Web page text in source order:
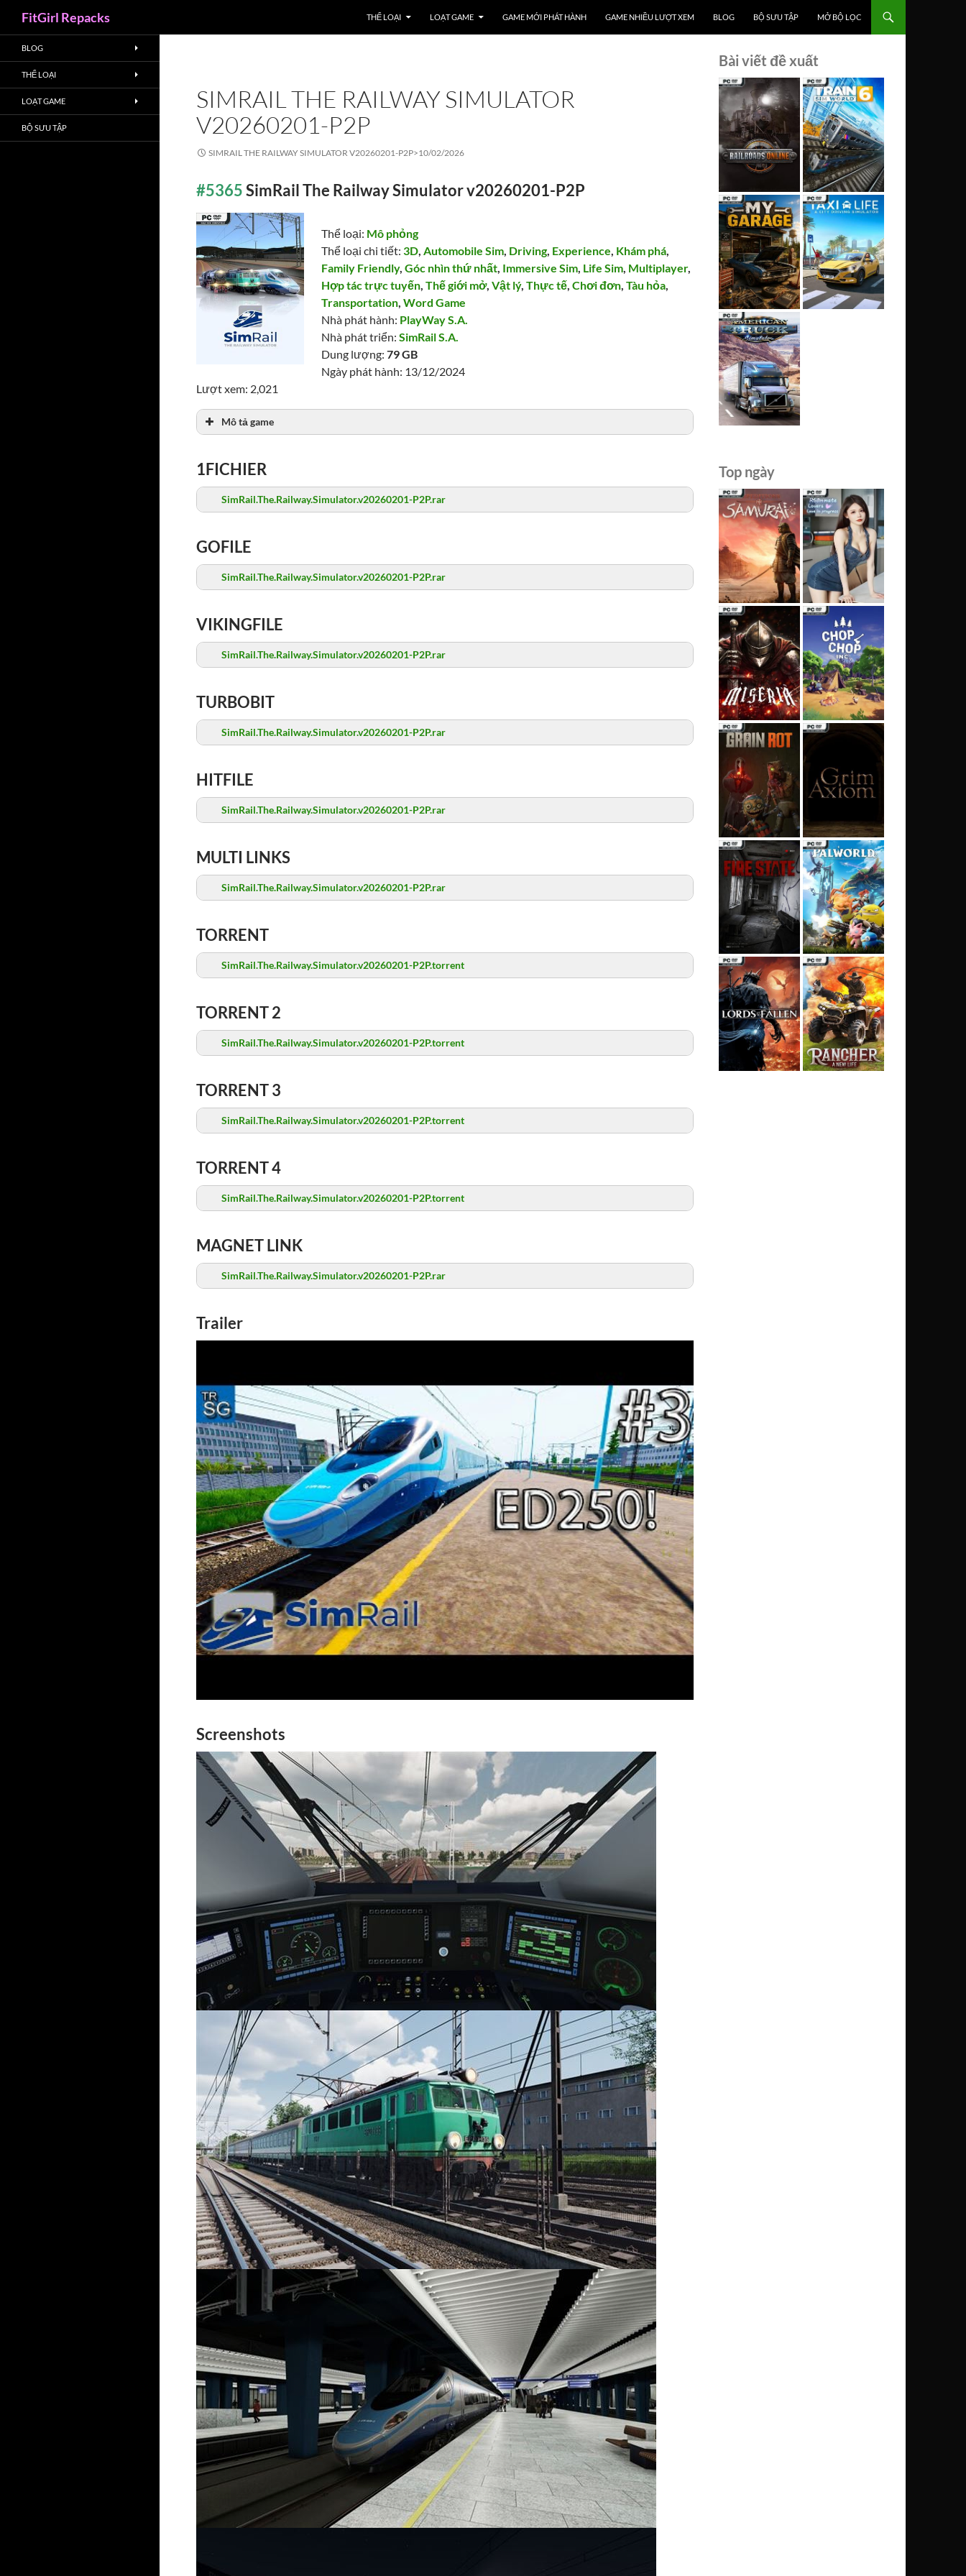
FitGirl Repacks THỂ LOẠI LOẠT GAME GAME MỚI PHÁT HÀNH GAME NHIỀU LƯỢT XEM BLOG BỘ SƯU TẬP MỞ BỘ LỌC
SIMRAIL THE RAILWAY SIMULATOR
V20260201-P2P
SIMRAIL THE RAILWAY SIMULATOR V20260201-P2P>10/02/2026
#5365SimRail The Railway Simulator v20260201-P2P
Thể loại: Mô phỏng
Thể loại chi tiết: 3D,Automobile Sim, Driving, Experience, Khám phá,
Family Friendly,Góc nhìn thứ nhất, Immersive Sim, Life Sim, Multiplayer,
Hợp tác trực tuyến,Thế giới mở,Vật lý,Thực tế,Chơi đơn,Tàu hỏa,
Transportation,Word Game
Nhà phát hành: PlayWay S.A.
Nhà phát triển:SimRail S.A.
Dung lượng:79 GB
Ngày phát hành: 13/12/2024
Lượt xem: 2,021
Mô tả game
1FICHIER
SimRail.The.Railway.Simulator.v20260201-P2P.rar
GOFILE
SimRail.The.Railway.Simulator.v20260201-P2P.rar
VIKINGFILE
SimRail.The.Railway.Simulator.v20260201-P2P.rar
TURBOBIT
SimRail.The.Railway.Simulator.v20260201-P2P.rar
HITFILE
SimRail.The.Railway.Simulator.v20260201-P2P.rar
MULTI LINKS
SimRail.The.Railway.Simulator.v20260201-P2P.rar
TORRENT
SimRail.The.Railway.Simulator.v20260201-P2P.torrent
TORRENT 2
SimRail.The.Railway.Simulator.v20260201-P2P.torrent
TORRENT 3
SimRail.The.Railway.Simulator.v20260201-P2P.torrent
TORRENT 4
SimRail.The.Railway.Simulator.v20260201-P2P.torrent
MAGNET LINK
SimRail.The.Railway.Simulator.v20260201-P2P.rar
Trailer
Screenshots
Bài viết đề xuất
Top ngày
BLOG
THỂ LOẠI
LOẠT GAME
BỘ SƯU TẬP